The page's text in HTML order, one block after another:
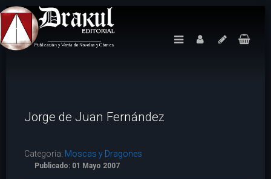
Jorge de Juan Fernández
Categoría: Moscas y Dragones
Publicado: 01 Mayo 2007